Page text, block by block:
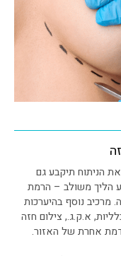
הניתוח תיקבע גם
הליך משולב – הרמת
מרכיב נוסף בהיערכות
א.ק.ג., צילום חזה
אחרת של האזור.